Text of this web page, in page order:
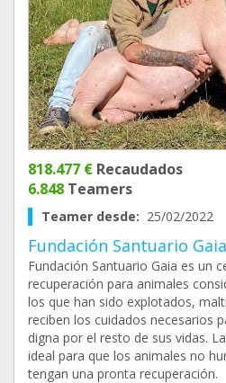
818.477 € Recaudados
6.848 Teamers
Teamer desde: 25/02/2022
Fundación Santuario Gaia
Fundación Santuario Gaia es un
recuperación para animales
los que han sido explotados,
reciben los cuidados necesarios
digna por el resto de sus vidas.
ideal para que los animales no
tengan una pronta recuperación.